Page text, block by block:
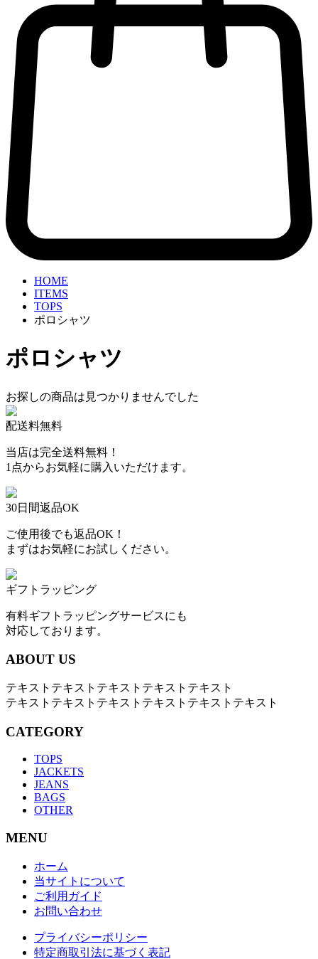
HOME
ITEMS
TOPS
ポロシャツ
ポロシャツ
お探しの商品は見つかりませんでした
配送料無料
当店は完全送料無料！
1点からお気軽に購入いただけます。
30日間返品OK
ご使用後でも返品OK！
まずはお気軽にお試しください。
ギフトラッピング
有料ギフトラッピングサービスにも
対応しております。
ABOUT US
テキストテキストテキストテキストテキスト
テキストテキストテキストテキストテキストテキスト
CATEGORY
TOPS
JACKETS
JEANS
BAGS
OTHER
MENU
ホーム
当サイトについて
ご利用ガイド
お問い合わせ
プライバシーポリシー
特定商取引法に基づく表記